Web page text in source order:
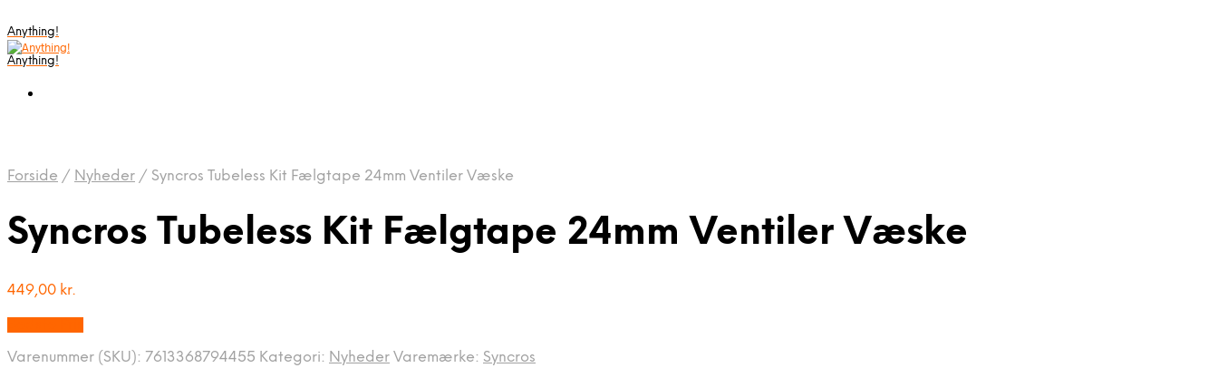
Anything!
Anything!
Forside / Nyheder / Syncros Tubeless Kit Fælgtape 24mm Ventiler Væske
Syncros Tubeless Kit Fælgtape 24mm Ventiler Væske
449,00 kr.
Varenummer (SKU): 7613368794455 Kategori: Nyheder Varemærke: Syncros